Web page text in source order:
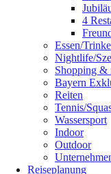
4
Essen/
Nightlife/
Shopping &
Bayern
Reiten
Tennis/
Wassersport
Indoor
Outdoor
Reiseplanung